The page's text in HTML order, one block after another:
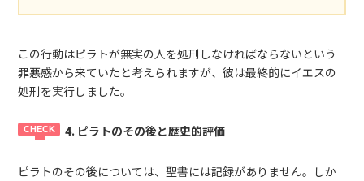
この行動はピラトが無実の人を処刑しなければならないという
罪悪感から来ていたと考えられますが、彼は最終的にイエスの
処刑を実行しました。
4. ピラトのその後と歴史的評価
ピラトのその後については、聖書には記録がありません。しか